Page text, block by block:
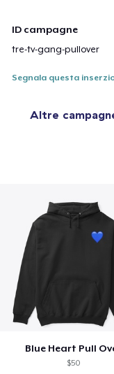
ID campagne
tre-tv-gang-pullover
Segnala questa
Altre
Blue Heart Pull
$50